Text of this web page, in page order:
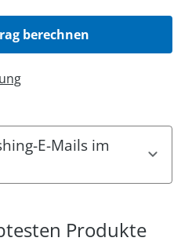
berechnen
E-Mails im
des VRK zu sein.
Produkte